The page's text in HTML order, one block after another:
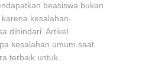
beasiswa bukan
kesalahan-
dihindari. Artikel
kesalahan umum saat
terbaik untuk